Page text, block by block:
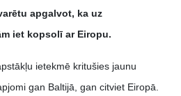
apgalvot, ka uz
iet kopsolī ar Eiropu.
ietekmē kritušies jaunu
gan Baltijā, gan citviet Eiropā.